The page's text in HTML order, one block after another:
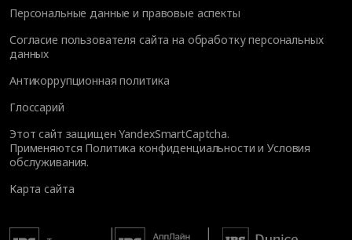
Персональные данные и правовые аспекты
Согласие пользователя сайта на обработку персональных
данных
Антикоррупционная политика
Глоссарий
Этот сайт защищен YandexSmartCaptcha.
Применяются Политика конфиденциальности иУсловия
обслуживания.
Карта сайта